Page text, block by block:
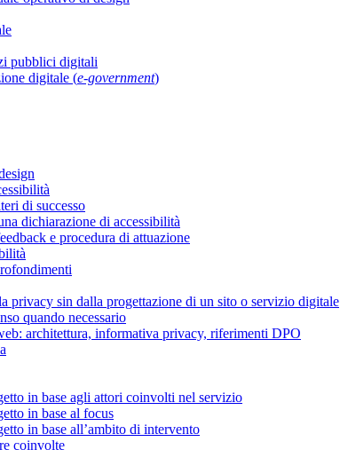
pubblici digitali
digitale (e-government)
di successo
dichiarazione di accessibilità
e procedura di attuazione
privacy sin dalla progettazione di un sito o servizio digitale
quando necessario
architettura, informativa privacy, riferimenti DPO
in base agli attori coinvolti nel servizio
in base al focus
in base all’ambito di intervento
coinvolte